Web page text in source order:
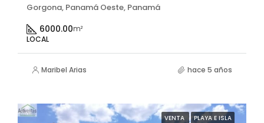
Gorgona, Panamá Oeste, Panamá
6000.00m²
LOCAL
Maribel Arias hace 5 años
VENTA PLAYA E ISLA